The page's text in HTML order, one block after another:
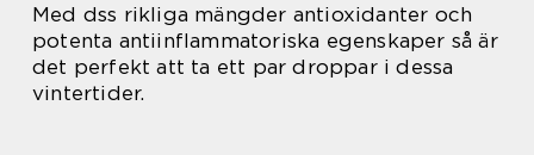
Med dss rikliga mängder antioxidanter och
potenta antiinflammatoriska egenskaper så är
det perfekt att ta ett par droppar i dessa
vintertider.